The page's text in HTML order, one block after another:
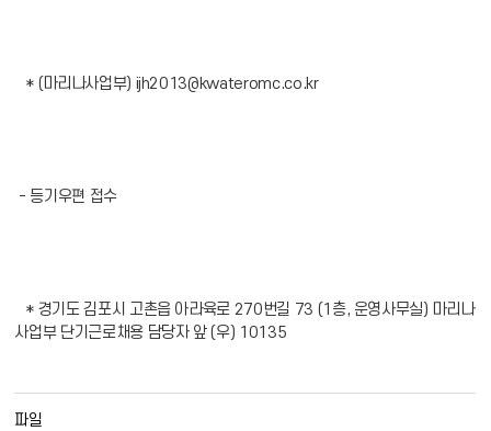
* (마리나사업부) ijh2013@kwateromc.co.kr
- 등기우편 접수
* 경기도 김포시 고촌읍 아라육로 270번길 73 (1층, 운영사무실) 마리나
사업부 단기근로채용 담당자 앞 (우) 10135
파일